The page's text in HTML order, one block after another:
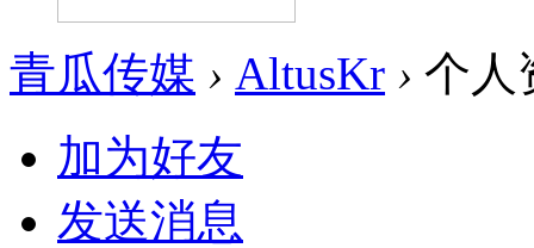
青瓜传媒 › AltusKr › 个人
加为好友
发送消息